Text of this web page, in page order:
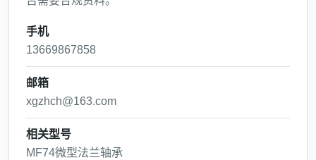
手机
13669867858
邮箱
xgzhch@163.com
相关型号
MF74微型法兰轴承